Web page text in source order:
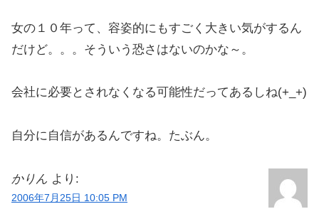
女の１０年って、容姿的にもすごく大きい気がするん
だけど。。。そういう恐さはないのかな～。
会社に必要とされなくなる可能性だってあるしね(+_+)
自分に自信があるんですね。たぶん。
かりん より:
2006年7月25日 10:05 PM